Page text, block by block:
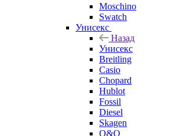
Moschino
Swatch
Унисекс
Назад
Унисекс
Breitling
Casio
Chopard
Hublot
Fossil
Diesel
Skagen
Q&Q